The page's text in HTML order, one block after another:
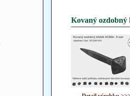
Kovaný ozdobný